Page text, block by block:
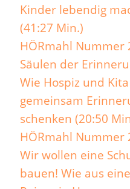
Kinder lebendig
(41:27 Min.)
HÖRmahl Nummer
Säulen der
Wie Hospiz und Kita
gemeinsam
schenken (20:50
HÖRmahl Nummer
Wir wollen eine
bauen! Wie aus